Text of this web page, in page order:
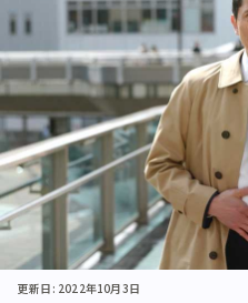
更新日: 2022年10月3日